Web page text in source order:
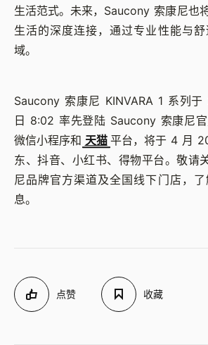
生活范式。未来，Saucony 索康尼也
生活的深度连接，通过专业性能与
域。
Saucony 索康尼 KINVARA 1 系列
日 8:02 率先登陆 Saucony 索康尼
微信小程序和 天猫 平台，将于 4 月
东、抖音、小红书、得物平台。敬请
尼品牌官方渠道及全国线下门店，
息。
点赞 收藏